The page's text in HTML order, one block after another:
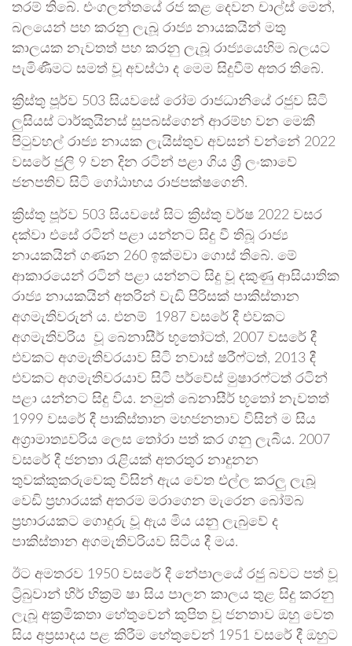
තරම් තිබේ. එංගලන්තයේ රජ කළ දෙවන චාල්ස් මෙන්,
බලයෙන් පහ කරනු ලැබූ රාජ්‍ය නායකයින් මතු
කාලයක නැවතත් පහ කරනු ලැබූ රාජ්‍යයෙහිම බලයට
පැමිණීමට සමත් වූ අවස්ථා ද මෙම සිදුවීම් අතර තිබේ.
ක්‍රිස්තු පූර්ව 503 සියවසේ රෝම රාජධානියේ රජුව සිටි
ලුසියස් ටාර්කුයිනස් සුපබස්ගෙන් ආරම්භ වන මෙකී
පිටුවහල් රාජ්‍ය නායක ලැයිස්තුව අවසන් වන්නේ 2022
වසරේ ජුලි 9 වන දින රටින් පළා ගිය ශ්‍රී ලංකාවේ
ජනපතිව සිටි ගෝඨාභය රාජපක්ෂගෙනි.
ක්‍රිස්තු පූර්ව 503 සියවසේ සිට ක්‍රිස්තු වර්ෂ 2022 වසර
දක්වා එසේ රටින් පළා යන්නට සිදු වී තිබූ රාජ්‍ය
නායකයින් ගණන 260 ඉක්මවා ගොස් තිබේ. මේ
ආකාරයෙන් රටින් පළා යන්නට සිදු වූ දකුණු ආසියාතික
රාජ්‍ය නායකයින් අතරින් වැඩි පිරිසක් පාකිස්තාන
අගමැතිවරුන් ය. එනම් 1987 වසරේ දී එවකට
අගමැතිවරිය වූ බෙනාසීර් භූතෝටත්, 2007 වසරේ දී
එවකට අගමැතිවරයාව සිටි නවාස් ෂරීෆ්ටත්, 2013 දී
එවකට අගමැතිවරයාව සිටි පර්වේස් මුෂාරෆ්ටත් රටින්
පළා යන්නට සිදු විය. නමුත් බෙනාසීර් භූතෝ නැවතත්
1999 වසරේ දී පාකිස්තාන මහජනතාව විසින් ම සිය
අග්‍රාමාත්‍යවරිය ලෙස තෝරා පත් කර ගනු ලැබීය. 2007
වසරේ දී ජනතා රැළියක් අතරතුර නාදුනන
තුවක්කුකරුවෙකු විසින් ඇය වෙත එල්ල කරලු ලැබූ
වෙඩි ප්‍රහාරයක් අතරම මරාගෙන මැරෙන බෝම්බ
ප්‍රහාරයකට ගොදුරු වූ ඇය මිය යනු ලැබුවේ ද
පාකිස්තාන අගමැතිවරියව සිටිය දී මය.
ඊට අමතරව 1950 වසරේ දී නේපාලයේ රජු බවට පත් වූ
ට්‍රිබුවාන් භිර් භික්‍රම් ෂා සිය පාලන කාලය තුළ සිදු කරනු
ලැබූ අක්‍රමිකතා හේතුවෙන් කුපිත වූ ජනතාව ඔහු වෙත
සිය අප්‍රසාදය පළ කිරීම හේතුවෙන් 1951 වසරේ දී ඔහුට